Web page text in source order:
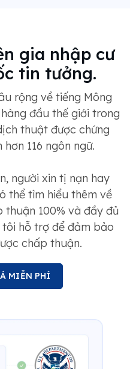
gia nhập cư
tin tưởng.
rộng về tiếng Mông
đầu thế giới trong
thuật được chứng
116 ngôn ngữ.
người xin tị nạn hay
thể tìm hiểu thêm về
thuận 100% và đầy đủ
hỗ trợ để đảm bảo
chấp thuận.
MIỄN PHÍ